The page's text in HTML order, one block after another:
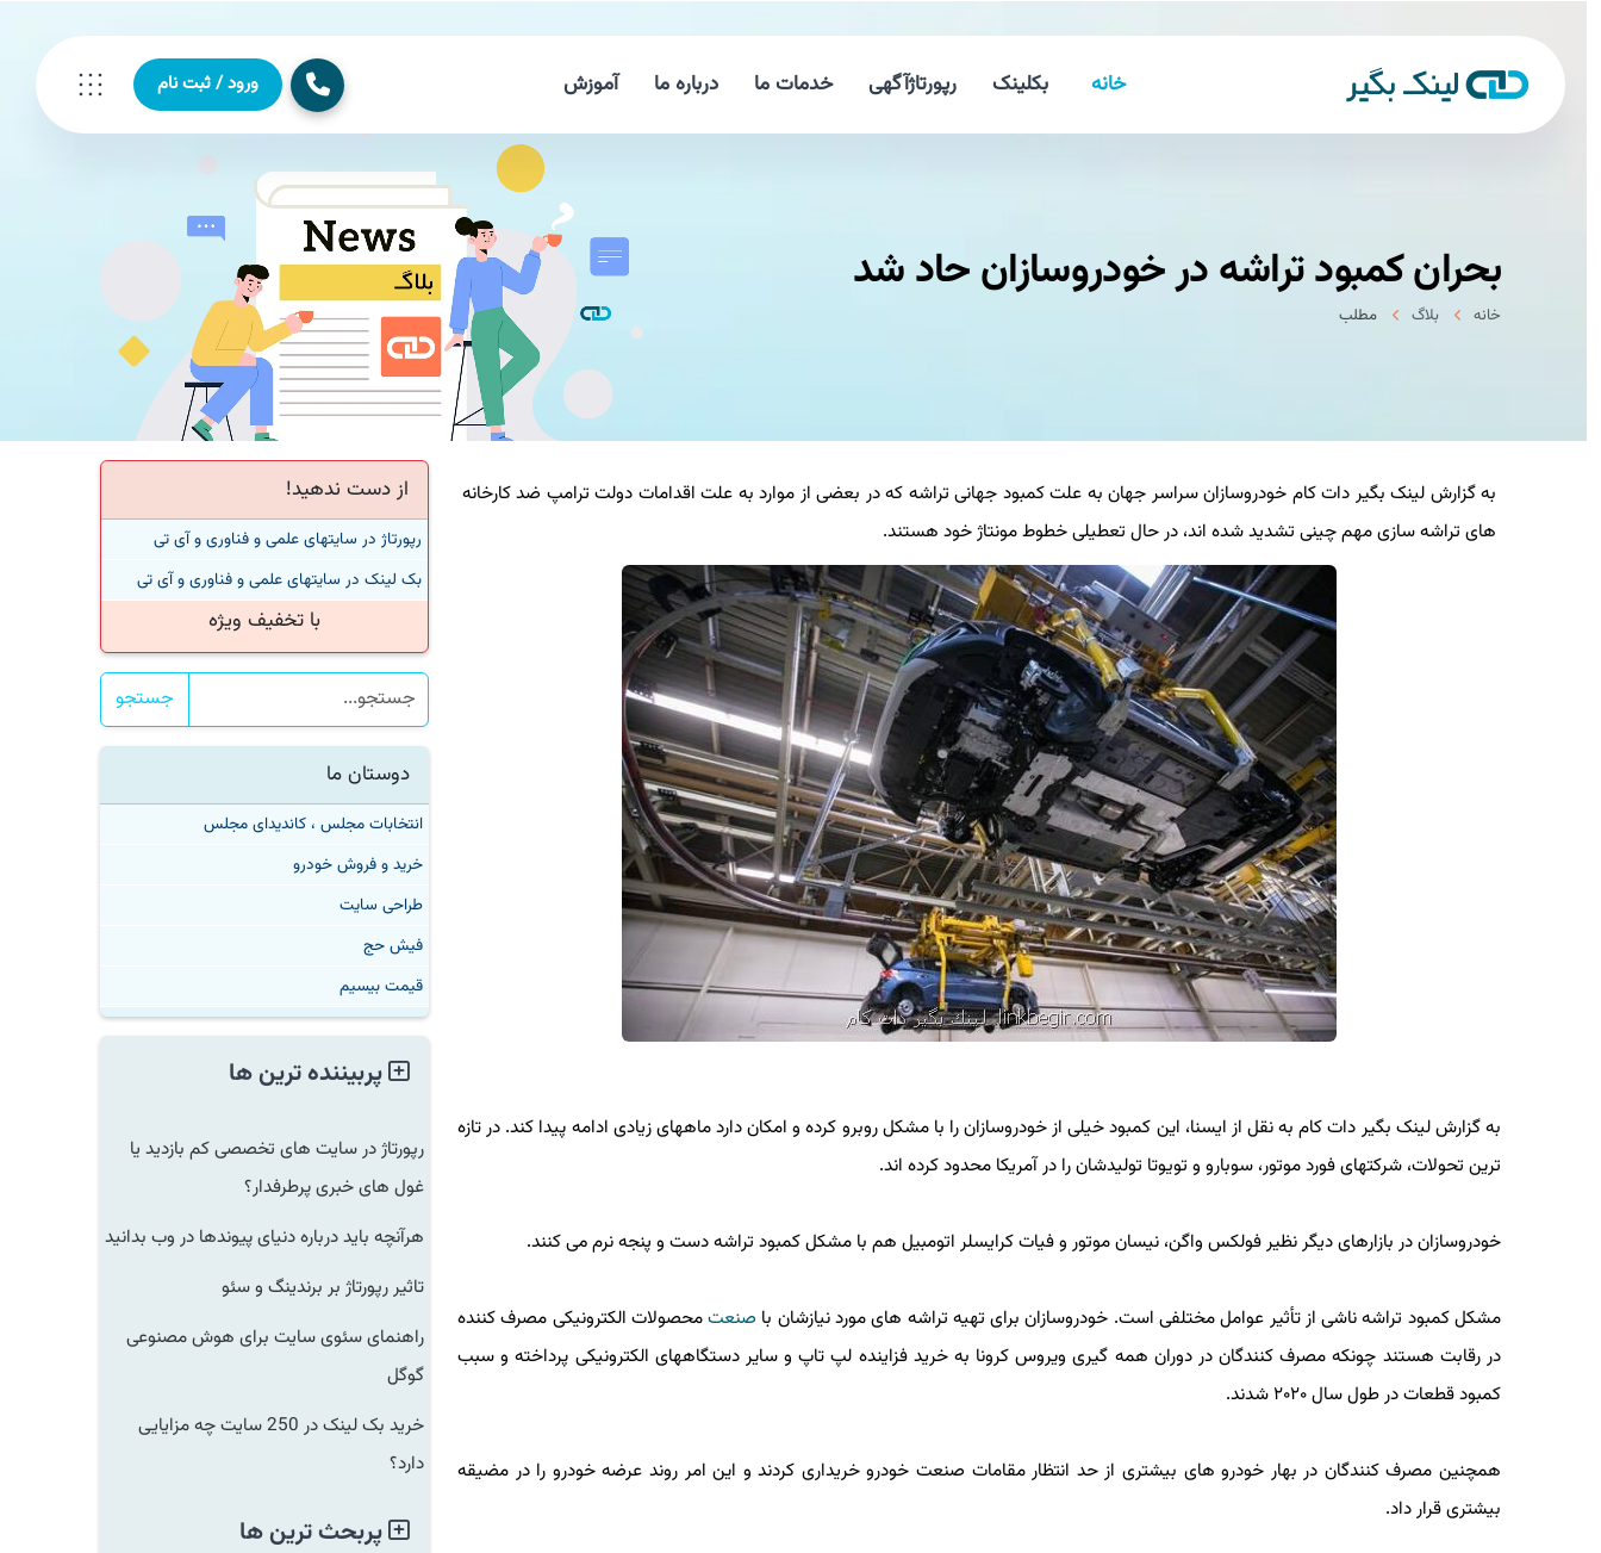
خانه بکلینک رپورتاژآگهی خدمات ما درباره ما آموزش ورود / ثبت نام
بحران كمبود تراشه در خودروسازان حاد شد
خانه بلاگ مطلب
به گزارش لینک بگیر دات کام خودروسازان سراسر جهان به علت کمبود جهانی تراشه که در بعضی از موارد به علت اقدامات دولت ترامپ ضد کارخانه
های تراشه سازی مهم چینی تشدید شده اند، در حال تعطیلی خطوط مونتاژ خود هستند.
به گزارش لینک بگیر دات کام به نقل از ایسنا، این کمبود خیلی از خودروسازان را با مشکل روبرو کرده و امکان دارد ماههای زیادی ادامه پیدا کند. در تازه
ترین تحولات، شرکتهای فورد موتور، سوبارو و تویوتا تولیدشان را در آمریکا محدود کرده اند.
خودروسازان در بازارهای دیگر نظیر فولکس واگن، نیسان موتور و فیات کرایسلر اتومبیل هم با مشکل کمبود تراشه دست و پنجه نرم می کنند.
مشکل کمبود تراشه ناشی از تأثیر عوامل مختلفی است. خودروسازان برای تهیه تراشه های مورد نیازشان با صنعتمحصولات الکترونیکی مصرف کننده
در رقابت هستند چونکه مصرف کنندگان در دوران همه گیری ویروس کرونا به خرید فزاینده لپ تاپ و سایر دستگاههای الکترونیکی پرداخته و سبب
کمبود قطعات در طول سال ۲۰۲۰ شدند.
همچنین مصرف کنندگان در بهار خودرو های بیشتری از حد انتظار مقامات صنعت خودرو خریداری کردند و این امر روند عرضه خودرو را در مضیقه
بیشتری قرار داد.
از دست ندهید!
رپورتاژ در سایتهای علمی و فناوری و آی تی
بک لینک در سایتهای علمی و فناوری و آی تی
با تخفیف ویژه
جستجو
دوستان ما
انتخابات مجلس ، کاندیدای مجلس
خرید و فروش خودرو
طراحی سایت
فیش حج
قیمت بیسیم
پربیننده ترین ها
رپورتاژ در سایت های تخصصی کم بازدید یا
غول های خبری پرطرفدار؟
هرآنچه باید درباره دنیای پیوندها در وب بدانید
تاثیر رپورتاژ بر برندینگ و سئو
راهنمای سئوی سایت برای هوش مصنوعی
گوگل
خرید بک لینک در 250 سایت چه مزایایی
دارد؟
پربحث ترین ها